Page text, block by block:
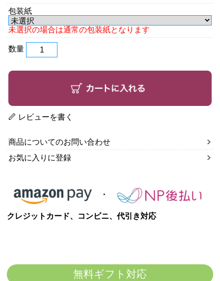
包装紙
未選択の場合は通常の包装紙となります
数量
レビューを書く
商品についてのお問い合わせ
お気に入りに登録
クレジットカード、コンビニ、代引き対応
無料ギフト対応